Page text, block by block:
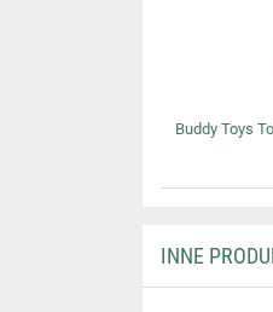
Buddy Toys
INNE